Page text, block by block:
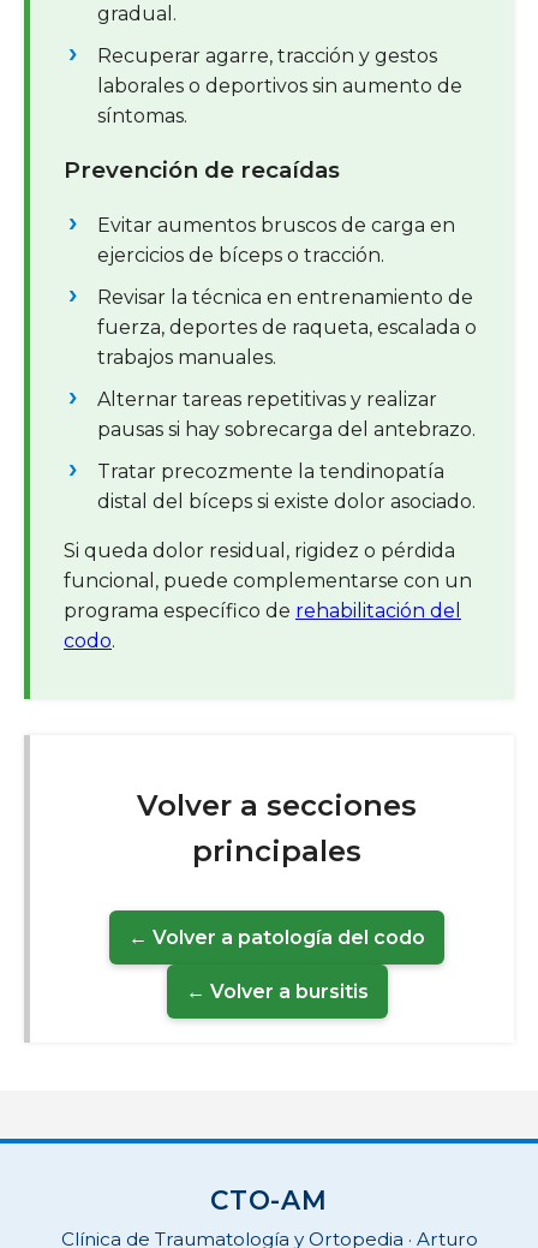
gradual.
Recuperar agarre, tracción y gestos
laborales o deportivos sin aumento de
síntomas.
Prevención de recaídas
Evitar aumentos bruscos de carga en
ejercicios de bíceps o tracción.
Revisar la técnica en entrenamiento de
fuerza, deportes de raqueta, escalada o
trabajos manuales.
Alternar tareas repetitivas y realizar
pausas si hay sobrecarga del antebrazo.
Tratar precozmente la tendinopatía
distal del bíceps si existe dolor asociado.
Si queda dolor residual, rigidez o pérdida
funcional, puede complementarse con un
programa específico de rehabilitación del
codo.
Volver a secciones
principales
← Volver a patología del codo
← Volver a bursitis
CTO-AM
Clínica de Traumatología y Ortopedia · Arturo